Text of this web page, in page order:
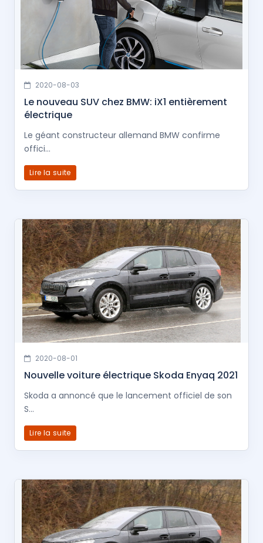
2020-08-03
Le nouveau SUV chez BMW: iX1 entièrement
électrique
Le géant constructeur allemand BMW confirme
offici...
Lire la suite
2020-08-01
Nouvelle voiture électrique Skoda Enyaq 2021
Skoda a annoncé que le lancement officiel de son
S...
Lire la suite